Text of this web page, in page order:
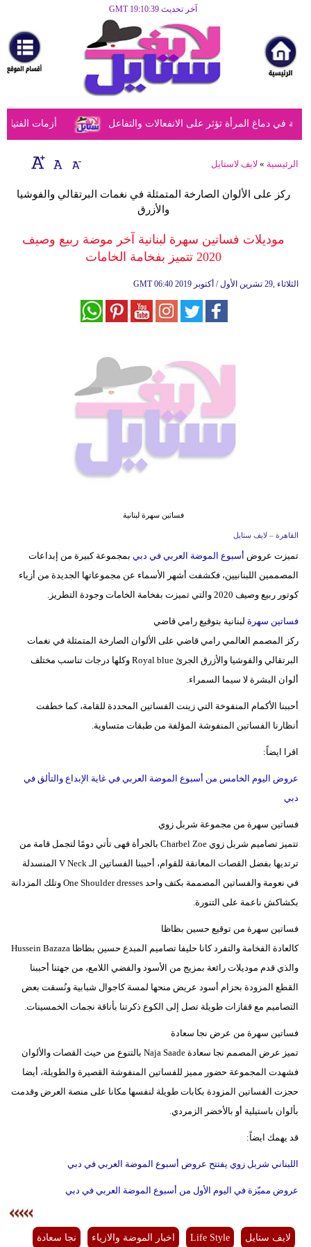
آخر تحديث GMT 19:10:39
مرأة
أزياء
أزياء
إسلامية
ديكور
سياحة
أزمات الفتيات دماغ المرأة تؤثر على الانفعالات والتفاعل
الرئيسية » لايف لاستايل
ركز على الألوان الصارخة المتمثلة في نغمات البرتقالي والفوشيا
والأزرق
موديلات فساتين سهرة لبنانية آخر موضة ربيع وصيف
2020 تتميز بفخامة الخامات
GMT 06:40 2019 الثلاثاء ,29 تشرين الأول / أكتوبر
فساتين سهرة لبنانية
القاهرة – لايف ستايل
تميزت عروض أسبوع الموضة العربي في دبي بمجموعة كبيرة من إبداعات
المصممين اللبنانيين، فكشفت أشهر الأسماء عن مجموعاتها الجديدة من أزياء
كوتور ربيع وصيف 2020 والتي تميزت بفخامة الخامات وجودة التطريز.
فساتين سهرة لبنانية بتوقيع رامي قاضي
ركز المصمم العالمي رامي قاضي على الألوان الصارخة المتمثلة في نغمات
البرتقالي والفوشيا والأزرق الجرئ Royal blue وكلها درجات تناسب مختلف
ألوان البشرة لا سيما السمراء.
أحببنا الأكمام المنفوخة التي زينت الفساتين المحددة للقامة، كما خطفت
أنظارنا الفساتين المنفوشة المؤلفة من طبقات متساوية.
اقرا ايضاً:
عروض اليوم الخامس من أسبوع الموضة العربي في غاية الإبداع والتألق في
دبي
فساتين سهرة من مجموعة شربل زوي
تتميز تصاميم شربل زوي Charbel Zoe بالجرأة فهى تأتي دومًا لتجمل قامة من
ترتديها بفضل القصات المعانقة للقوام، أحببنا الفساتين الـ V Neck المنسدلة
في نعومة والفساتين المصممة بكتف واحد One Shoulder dresses وتلك المزدانة
بكشاكش ناعمة على التنورة.
فساتين سهرة من توقيع حسين بظاظا
كالعادة الفخامة والتفرد كانا حليفا تصاميم المبدع حسين بظاظا Hussein Bazaza
والذي قدم موديلات رائعة بمزيج من الأسود والفضي اللامع، من جهتنا أحببنا
القطع المزودة بحزام أسود عريض منحها لمسة كاجوال شبابية ونُسقت بعض
التصاميم مع قفازات طويلة تصل إلى الكوع ذكرتنا بأناقة نجمات الخمسينات.
فساتين سهرة من عرض نجا سعادة
تميز عرض المصمم نجا سعادة Naja Saade بالتنوع من حيث القصات والألوان
فشهدت المجموعة حضور مميز للفساتين المنفوشة القصيرة والطويلة، أيضا
حجزت الفساتين المزودة بكابات طويلة لنفسها مكانا على منصة العرض وقدمت
بألوان باستيلية أو بالأخضر الزمردي.
قد يهمك ايضاً:
اللبناني شربل زوي يفتتح عروض أسبوع الموضة العربي في دبي
عروض مميّزة في اليوم الأول من أسبوع الموضة العربي في دبي
لايف ستايل Life Style اخبار الموضة والازياء نجا سعادة